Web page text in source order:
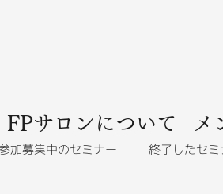
FPサロンについて メ
加募集中のセミナー 終了したセミ